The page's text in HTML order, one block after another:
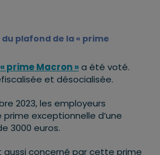
plafond de la « prime
« prime Macron »a été voté.
et désocialisée.
2023, les employeurs
exceptionnelle d’une
3000 euros.
aussi concerné par cette prime